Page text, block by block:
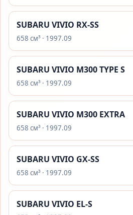
SUBARU VIVIO RX-SS
658 см³ · 1997.09
SUBARU VIVIO M300 TYPE S
658 см³ · 1997.09
SUBARU VIVIO M300 EXTRA
658 см³ · 1997.09
SUBARU VIVIO GX-SS
658 см³ · 1997.09
SUBARU VIVIO EL-S